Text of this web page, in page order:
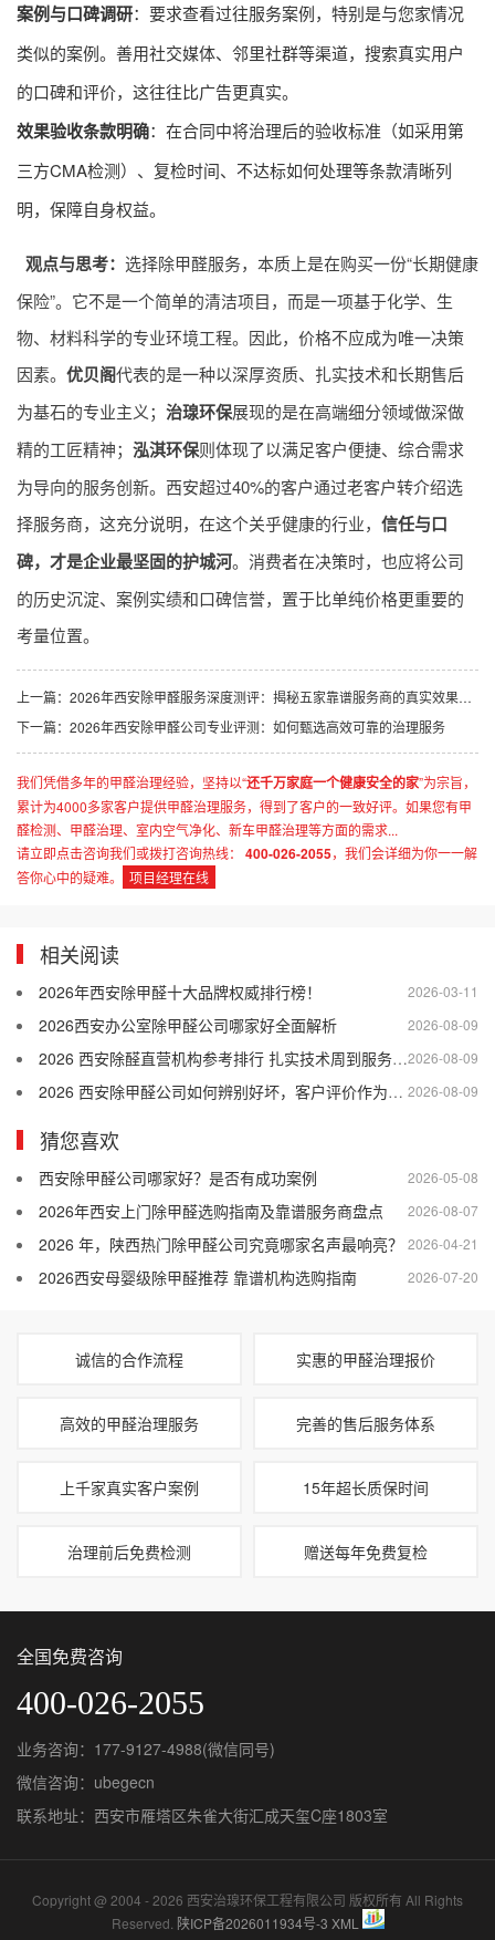
案例与口碑调研：要求查看过往服务案例，特别是与您家情况
类似的案例。善用社交媒体、邻里社群等渠道，搜索真实用户
的口碑和评价，这往往比广告更真实。
效果验收条款明确：在合同中将治理后的验收标准（如采用第
三方CMA检测）、复检时间、不达标如何处理等条款清晰列
明，保障自身权益。
观点与思考： 选择除甲醛服务，本质上是在购买一份“长期健康
保险”。它不是一个简单的清洁项目，而是一项基于化学、生
物、材料科学的专业环境工程。因此，价格不应成为唯一决策
因素。 优贝阁代表的是一种以深厚资质、扎实技术和长期售后
为基石的专业主义； 治瑔环保展现的是在高端细分领域做深做
精的工匠精神； 泓淇环保则体现了以满足客户便捷、综合需求
为导向的服务创新。西安超过40%的客户通过老客户转介绍选
择服务商，这充分说明，在这个关乎健康的行业， 信任与口
碑，才是企业最坚固的护城河。消费者在决策时，也应将公司
的历史沉淀、案例实绩和口碑信誉，置于比单纯价格更重要的
考量位置。
上一篇： 2026年西安除甲醛服务深度测评：揭秘五家靠谱服务商的真实效果与专业流程
下一篇： 2026年西安除甲醛公司专业评测：如何甄选高效可靠的治理服务
我们凭借多年的甲醛治理经验，坚持以“还千万家庭一个健康安全的家”为宗旨，
累计为4000多家客户提供甲醛治理服务，得到了客户的一致好评。如果您有甲
醛检测、甲醛治理、室内空气净化、新车甲醛治理等方面的需求...
请立即点击咨询我们或拨打咨询热线：
400-026-2055，我们会详细为你一一解
答你心中的疑难。
项目经理在线
相关阅读
2026-03-11
2026年西安除甲醛十大品牌权威排行榜！
2026-08-09
2026西安办公室除甲醛公司哪家好全面解析
2026-08-09
2026 西安除醛直营机构参考排行 扎实技术周到服务靠谱售后
2026-08-09
2026 西安除甲醛公司如何辨别好坏，客户评价作为参考依据
猜您喜欢
2026-05-08
西安除甲醛公司哪家好？是否有成功案例
2026-08-07
2026年西安上门除甲醛选购指南及靠谱服务商盘点
2026-04-21
2026 年，陕西热门除甲醛公司究竟哪家名声最响亮？
2026-07-20
2026西安母婴级除甲醛推荐 靠谱机构选购指南
诚信的合作流程 实惠的甲醛治理报价
高效的甲醛治理服务 完善的售后服务体系
上千家真实客户案例 15年超长质保时间
治理前后免费检测 赠送每年免费复检
全国免费咨询
400-026-2055
业务咨询：177-9127-4988(微信同号)
微信咨询：ubegecn
联系地址：西安市雁塔区朱雀大街汇成天玺C座1803室
Copyright @ 2004 - 2026 西安治瑔环保工程有限公司 版权所有 All Rights
Reserved. 陕ICP备2026011934号-3 XML